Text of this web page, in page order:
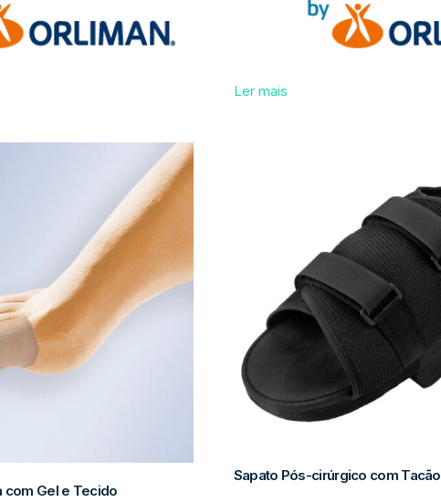
Ler mais
com Gel e Tecido
Sapato Pós-cirúrgico com Tacão